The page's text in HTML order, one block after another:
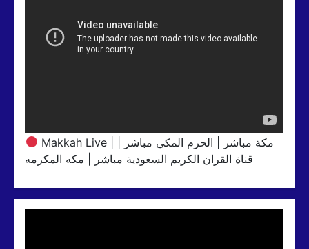
Makkah Live | مكة مباشر | الحرم المكي مباشر |
قناة القران الكريم السعودية مباشر | مكه المكرمه